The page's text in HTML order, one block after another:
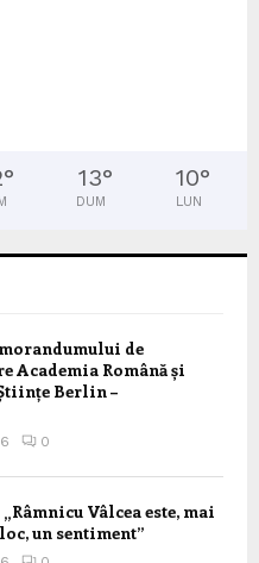
° 13°
DUM
10°
LUN
de
Academia Română și
Berlin –
0
Vâlcea este, mai
un sentiment”